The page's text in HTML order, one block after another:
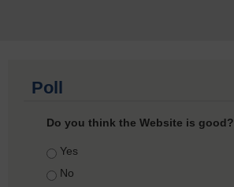
Poll
Do you think the Website is good?
Choices
Yes
No